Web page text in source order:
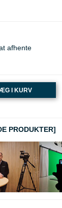
afhente
I KURV
PRODUKTER]